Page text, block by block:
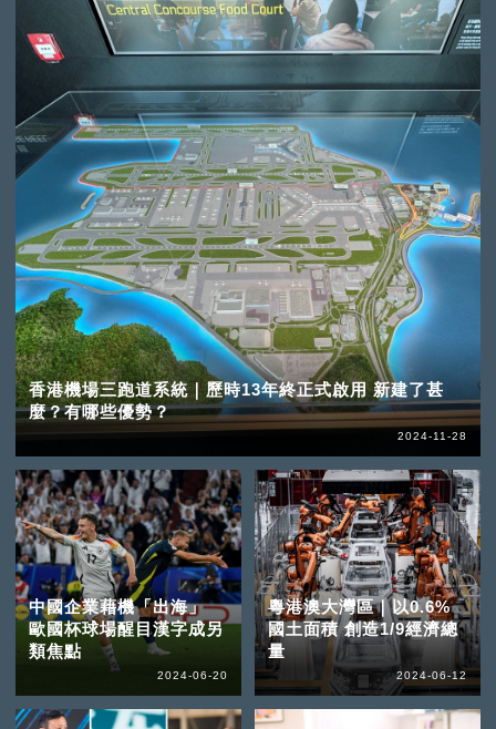
香港機場三跑道系統｜歷時13年終正式啟用 新建了甚
麼？有哪些優勢？
2024-11-28
中國企業藉機「出海」
歐國杯球場醒目漢字成另
類焦點
2024-06-20
粵港澳大灣區｜以0.6%
國土面積 創造1/9經濟總
量
2024-06-12